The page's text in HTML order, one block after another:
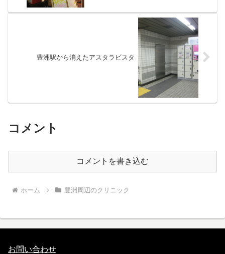
豊洲駅から消えたアスタラビスタ
コメント
コメントを書き込む
ホーム 豊洲周辺のクリニック
お問い合わせ